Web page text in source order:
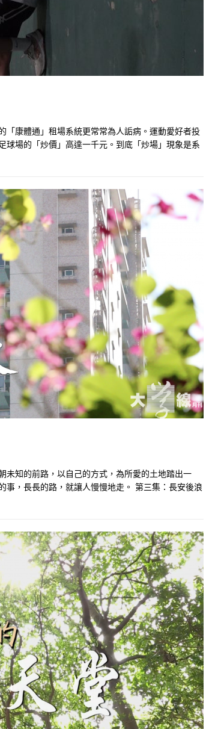
「康體通」租場系統更常常為人詬病。運動愛好者投
場的「炒價」高達一千元。到底「炒場」現象是系
未知的前路，以自己的方式，為所愛的土地踏出一
，長長的路，就讓人慢慢地走。 第三集：長安後浪